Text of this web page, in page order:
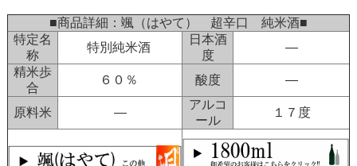
■商品詳細：颯（はやて） 超辛口 純米酒■
特定名
称
特別純米酒
日本酒
度
―
精米歩
合
６０％ 酸度 ―
原料米 ―
アルコ
ール
１７度